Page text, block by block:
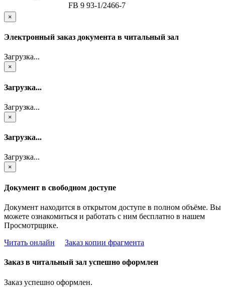
FB 9 93-1/2466-7
×
Электронный заказ документа в читальный зал
Загрузка...
×
Загрузка...
Загрузка...
×
Загрузка...
Загрузка...
×
Документ в свободном доступе
Документ находится в открытом доступе в полном объёме. Вы
можете ознакомиться и работать с ним бесплатно в нашем
Просмотрщике.
Читать онлайн
Заказ копии фрагмента
Заказ в читальный зал успешно оформлен
Заказ успешно оформлен.